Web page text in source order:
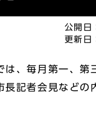
公開日
更新日
、毎月第一、第
長記者会見などの